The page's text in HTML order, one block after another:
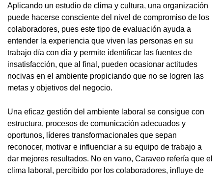
Aplicando un estudio de clima y cultura, una organización
puede hacerse consciente del nivel de compromiso de los
colaboradores, pues este tipo de evaluación ayuda a
entender la experiencia que viven las personas en su
trabajo día con día y permite identificar las fuentes de
insatisfacción, que al final, pueden ocasionar actitudes
nocivas en el ambiente propiciando que no se logren las
metas y objetivos del negocio.
Una eficaz gestión del ambiente laboral se consigue con
estructura, procesos de comunicación adecuados y
oportunos, líderes transformacionales que sepan
reconocer, motivar e influenciar a su equipo de trabajo a
dar mejores resultados. No en vano, Caraveo refería que el
clima laboral, percibido por los colaboradores, influye de